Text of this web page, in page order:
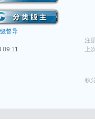
督导
注
09:11 上
积